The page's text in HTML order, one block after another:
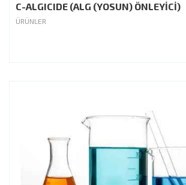
C-ALGICIDE (ALG (YOSUN) ÖNLEYİCİ)
ÜRÜNLER